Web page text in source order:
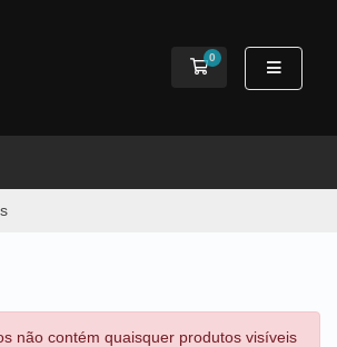
0
Carrinho de
não contém quaisquer produtos visíveis